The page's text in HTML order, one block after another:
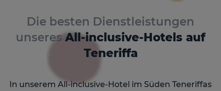
Die besten Dienstleistungen
unseresAll-inclusive-Hotels auf
Teneriffa
In unserem All-inclusive-Hotel im Süden Teneriffas